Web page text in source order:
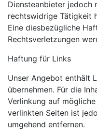
Diensteanbieter jedoch
rechtswidrige Tätigkeit
Eine diesbezügliche
Rechtsverletzungen
Haftung für Links
Unser Angebot enthält
übernehmen. Für die
Verlinkung auf
verlinkten Seiten ist
umgehend entfernen.